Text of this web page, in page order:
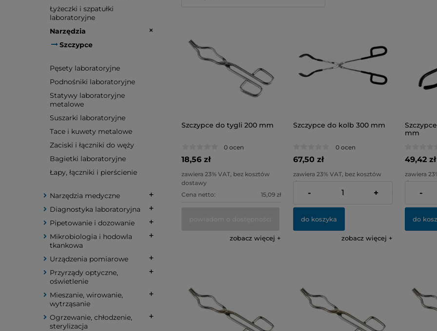
Łyżeczki i szpatułki
laboratoryjne
Narzędzia
Szczypce
Pęsety laboratoryjne
Podnośniki laboratoryjne
Statywy laboratoryjne
metalowe
Suszarki laboratoryjne
Tace i kuwety metalowe
Zaciski i łączniki do węży
Bagietki laboratoryjne
Łapy, łączniki i pierścienie
Narzędzia medyczne
Diagnostyka laboratoryjna
Pipetowanie i dozowanie
Mikrobiologia i hodowla
tkankowa
Urządzenia pomiarowe
Przyrządy optyczne,
oświetlenie
Mieszanie, wirowanie,
wytrząsanie
Ogrzewanie, chłodzenie,
sterylizacja
Szczypce do tygli 200 mm
0 ocen
18,56 zł
zawiera 23% VAT, bez kosztów
dostawy
Cena netto:
15,09 zł
zobacz więcej
Szczypce do kolb 300 mm
0 ocen
67,50 zł
zawiera 23% VAT, bez kosztów
dostawy
Cena netto:
54,88 zł
- +
do koszyka
zobacz więcej
mm
49,42 zł
zawiera
dostawy
Cena netto:
-
do